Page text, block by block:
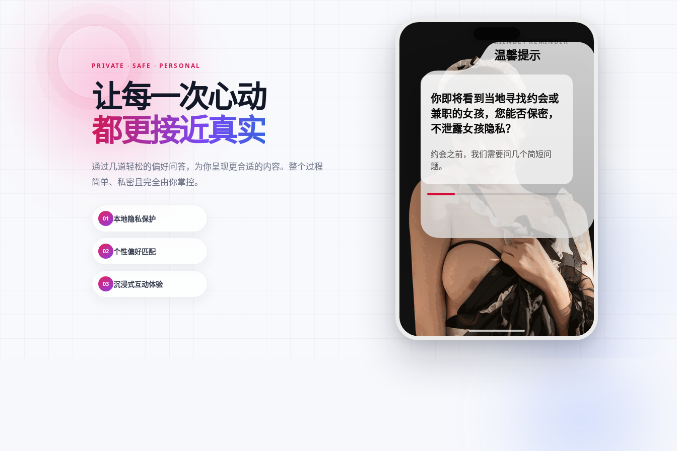
PRIVATE · SAFE · PERSONAL
让每一次心动
都更接近真实
通过几道轻松的偏好问答，为你呈现更合适的内容。整个过程
简单、私密且完全由你掌控。
01 本地隐私保护
02 个性偏好匹配
03 沉浸式互动体验
FRIENDLY REMINDER
温馨提示
你即将看到当地寻找约会或
兼职的女孩，您能否保密，
不泄露女孩隐私？
约会之前，我们需要问几个简短问
题。